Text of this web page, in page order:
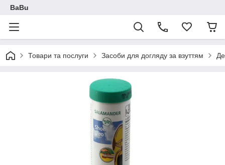
BaBu
Товари та послуги Засоби для догляду за взуттям